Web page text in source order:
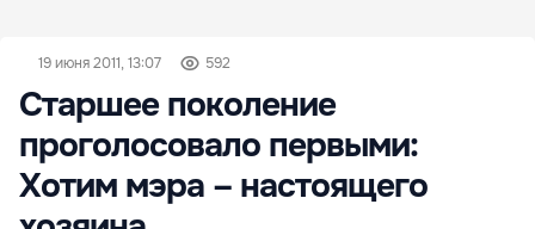
19 июня 2011, 13:07 592
Старшее поколение
проголосовало первыми:
Хотим мэра – настоящего